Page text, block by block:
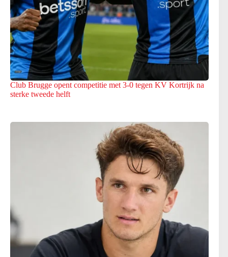
Club Brugge opent competitie met 3-0 tegen KV Kortrijk na
sterke tweede helft